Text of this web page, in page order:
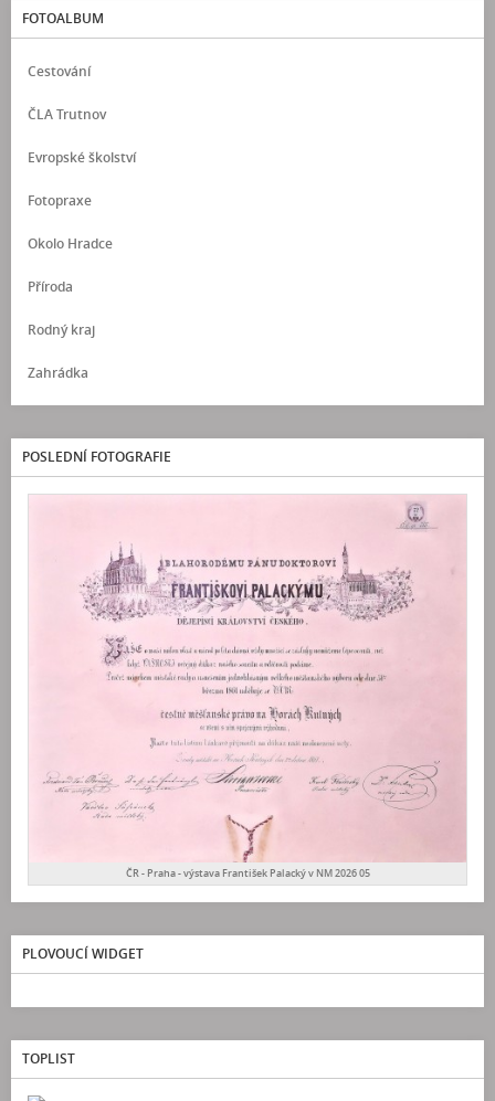
FOTOALBUM
Cestování
ČLA Trutnov
Evropské školství
Fotopraxe
Okolo Hradce
Příroda
Rodný kraj
Zahrádka
POSLEDNÍ FOTOGRAFIE
ČR - Praha - výstava František Palacký v NM 2026 05
PLOVOUCÍ WIDGET
TOPLIST